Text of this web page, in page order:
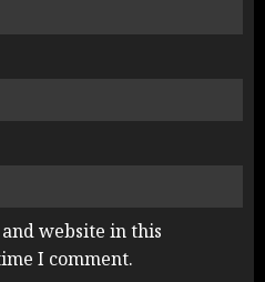
website in this
I comment.
महाघोटाले पर Rahul Gandhi